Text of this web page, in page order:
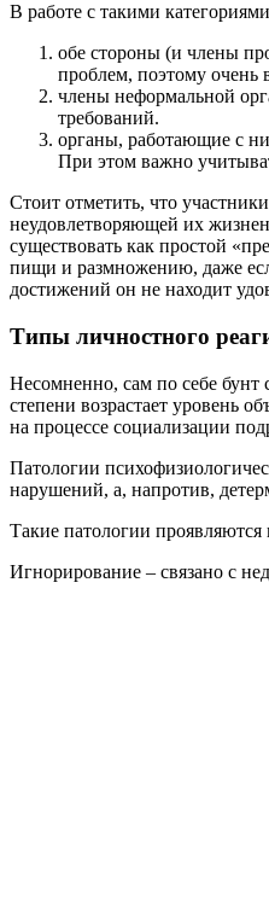
В работе с такими
обе стороны (и члены
проблем, поэтому
члены неформальной
требований.
органы, работающие с
При этом важно
Стоит отметить, что
неудовлетворяющей их
существовать как простой
пищи и размножению, даже
достижений он не находит
Типы личностного
Несомненно, сам по себе бунт
степени возрастает уровень
на процессе социализации
Патологии
нарушений, а, напротив,
Такие патологии
Игнорирование – связано с